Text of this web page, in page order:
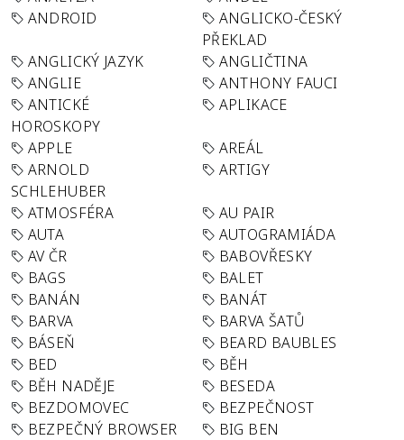
ANDROID
ANGLICKO-ČESKÝ
PŘEKLAD
ANGLICKÝ JAZYK
ANGLIČTINA
ANGLIE
ANTHONY FAUCI
ANTICKÉ
HOROSKOPY
APLIKACE
APPLE
AREÁL
ARNOLD
SCHLEHUBER
ARTIGY
ATMOSFÉRA
AU PAIR
AUTA
AUTOGRAMIÁDA
AV ČR
BABOVŘESKY
BAGS
BALET
BANÁN
BANÁT
BARVA
BARVA ŠATŮ
BÁSEŇ
BEARD BAUBLES
BED
BĚH
BĚH NADĚJE
BESEDA
BEZDOMOVEC
BEZPEČNOST
BEZPEČNÝ BROWSER
BIG BEN